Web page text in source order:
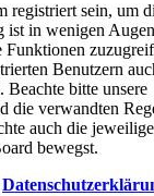
registriert sein, um
ist in wenigen
Funktionen
Benutzern
Beachte bitte unsere
die verwandten
auch die
bewegst.